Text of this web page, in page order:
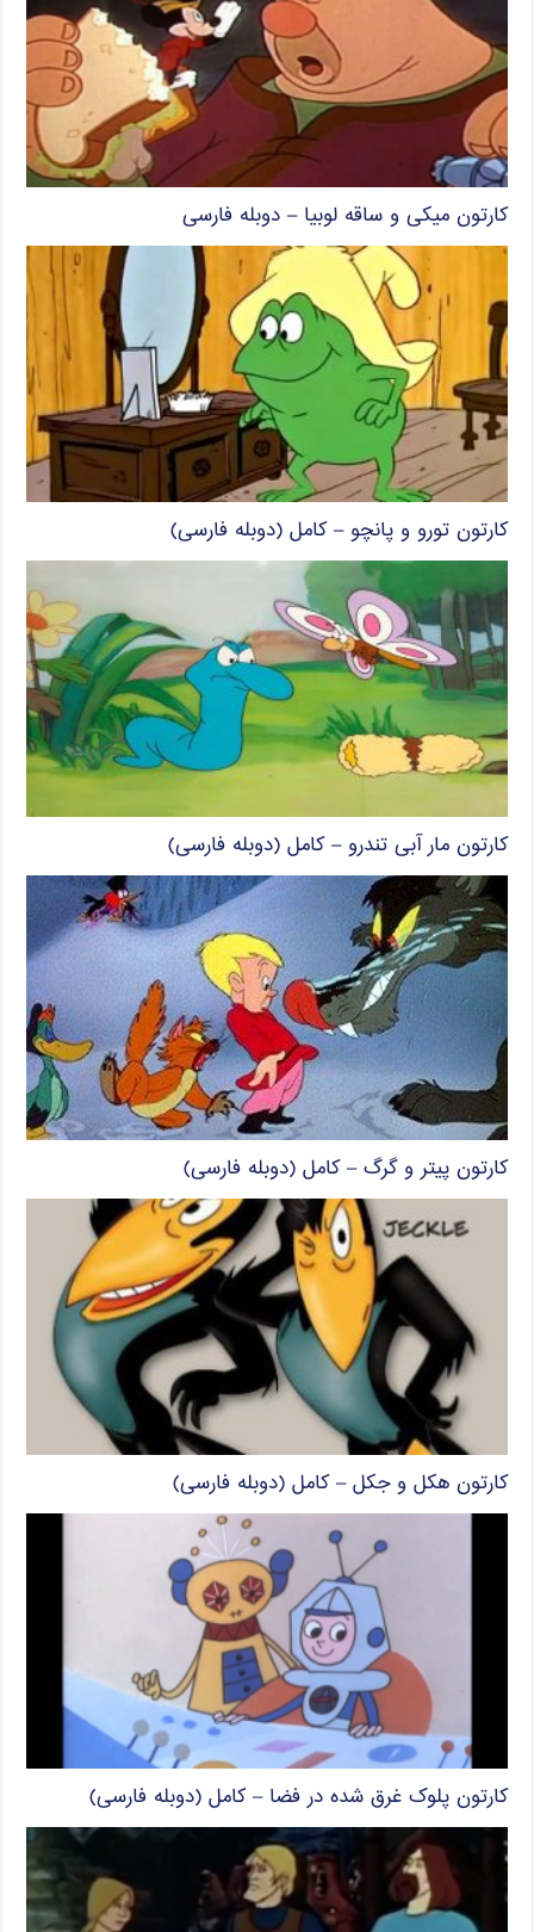
کارتون میکی و ساقه لوبیا – دوبله فارسی
کارتون تورو و پانچو – کامل (دوبله فارسی)
کارتون مار آبی تندرو – کامل (دوبله فارسی)
کارتون پیتر و گرگ – کامل (دوبله فارسی)
کارتون هکل و جکل – کامل (دوبله فارسی)
کارتون پلوک غرق شده در فضا – کامل (دوبله فارسی)